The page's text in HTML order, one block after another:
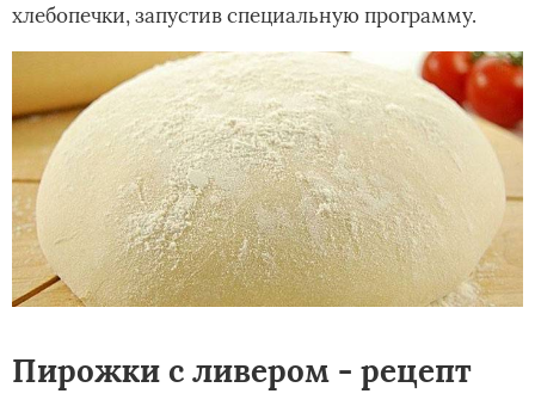
хлебопечки, запустив специальную программу.
Пирожки с ливером - рецепт